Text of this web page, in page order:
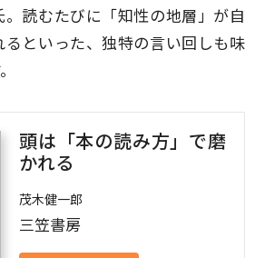
。読むたびに「知性の地層」が自
るといった、独特の言い回しも味
頭は「本の読み方」で磨
かれる
茂木健一郎
三笠書房